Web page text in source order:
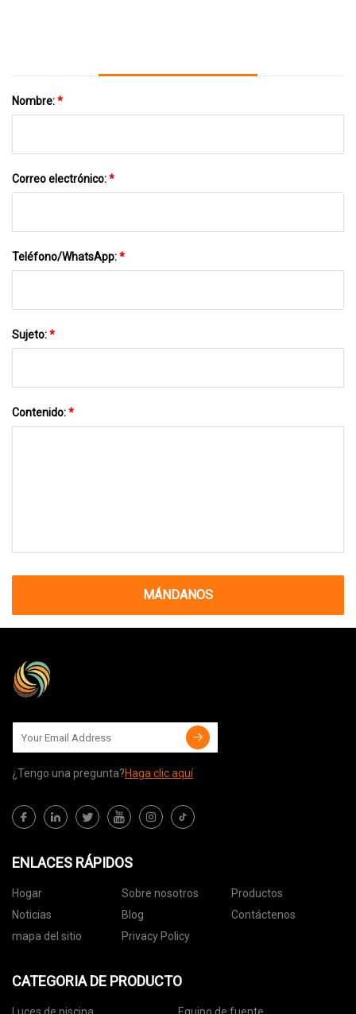
Nombre:*
Correo electrónico:*
Teléfono/WhatsApp:*
Sujeto:*
Contenido:*
MÁNDANOS
¿Tengo una pregunta?Haga clic aquí
ENLACES RÁPIDOS
Hogar Sobre nosotros
Productos
Noticias
Blog
Contáctenos
mapa del sitio
Privacy Policy
CATEGORIA DE PRODUCTO